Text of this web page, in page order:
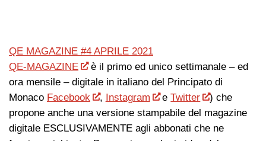
QE MAGAZINE #4 APRILE 2021
QE-MAGAZINE
è il primo ed unico settimanale – ed
ora mensile – digitale in italiano del Principato di
Monaco Facebook , Instagram eTwitter
) che
propone anche una versione stampabile del magazine
digitale ESCLUSIVAMENTE agli abbonati che ne